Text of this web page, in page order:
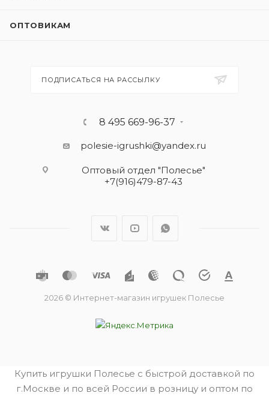
ОПТОВИКАМ
ПОДПИСАТЬСЯ НА РАССЫЛКУ
8 495 669-96-37
polesie-igrushki@yandex.ru
Оптовый отдел "Полесье"
+7(916)479-87-43
2026 © Интернет-магазин игрушек Полесье
Купить игрушки Полесье с быстрой доставкой по
г.Москве и по всей России в розницу и оптом по